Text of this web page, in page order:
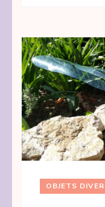
OBJETS